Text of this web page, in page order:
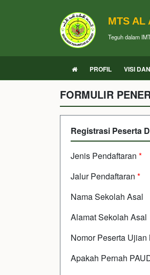
MTS AL
Teguh dalam
PROFIL VISI
FORMULIR
Registrasi Peserta
Jenis Pendaftaran *
Jalur Pendaftaran *
Nama Sekolah Asal
Alamat Sekolah Asal
Nomor Peserta
Apakah Pernah